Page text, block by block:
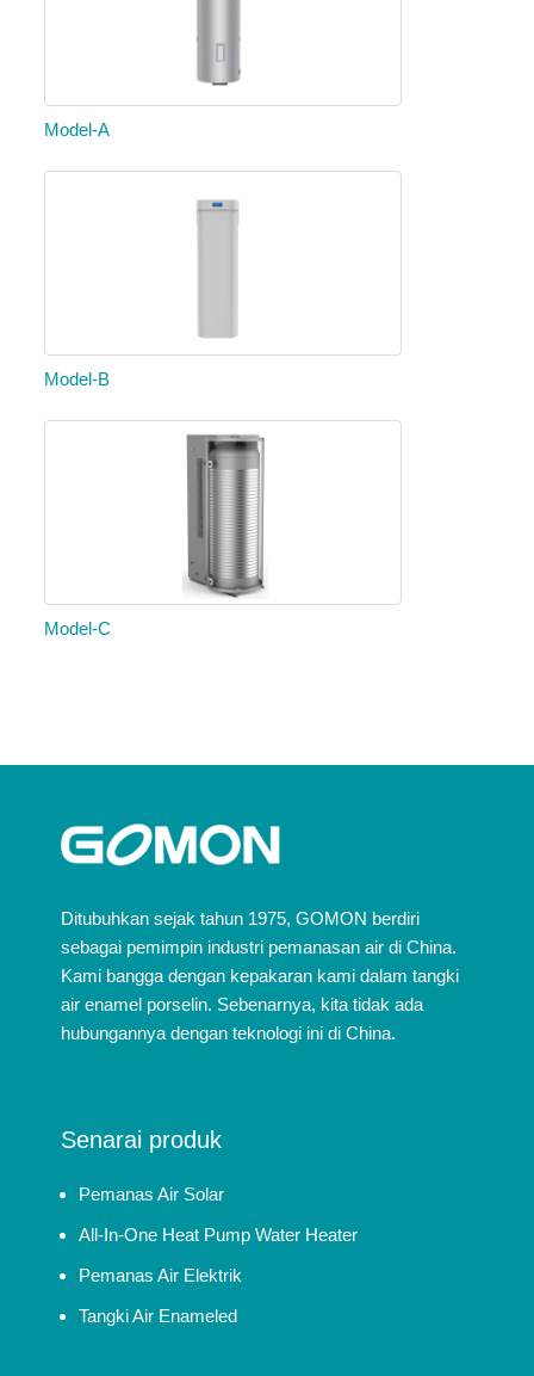
Model-A
Model-B
Model-C
Ditubuhkan sejak tahun 1975, GOMON berdiri
sebagai pemimpin industri pemanasan air di China.
Kami bangga dengan kepakaran kami dalam tangki
air enamel porselin. Sebenarnya, kita tidak ada
hubungannya dengan teknologi ini di China.
Senarai produk
Pemanas Air Solar
All-In-One Heat Pump Water Heater
Pemanas Air Elektrik
Tangki Air Enameled